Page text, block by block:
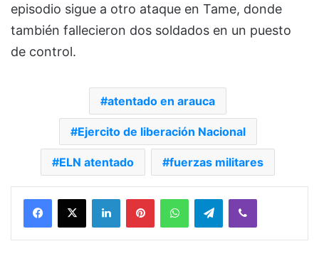
episodio sigue a otro ataque en Tame, donde
también fallecieron dos soldados en un puesto
de control.
atentado en arauca
Ejercito de liberación Nacional
ELN atentado fuerzas militares
Facebook
X LinkedInPinterestWhatsAppTelegramViber